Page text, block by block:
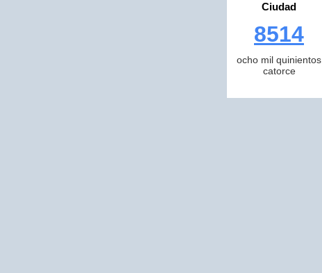
Ciudad
8514
ocho mil quinientos
catorce